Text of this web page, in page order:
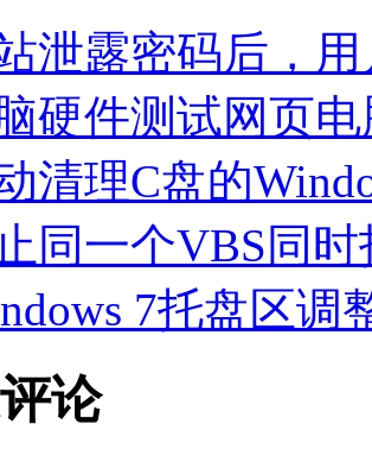
泄露密码后，
硬件测试网页
清理C盘的
同一个VBS同
7托盘区调
论